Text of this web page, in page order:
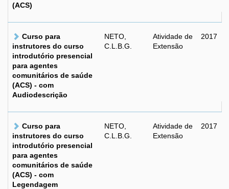
(ACS)
Curso para
instrutores do curso
introdutório presencial
para agentes
comunitários de saúde
(ACS) - com
Audiodescrição
NETO,
C.L.B.G.
Atividade de
Extensão
2017
Curso para
instrutores do curso
introdutório presencial
para agentes
comunitários de saúde
(ACS) - com
Legendagem
NETO,
C.L.B.G.
Atividade de
Extensão
2017